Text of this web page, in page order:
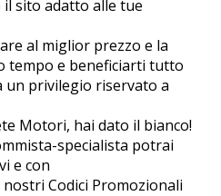
il sito adatto alle tue
al miglior prezzo e la
tempo e beneficiarti tutto
un privilegio riservato a
Motori, hai dato il bianco!
specialista potrai
e con
Codici Promozionali